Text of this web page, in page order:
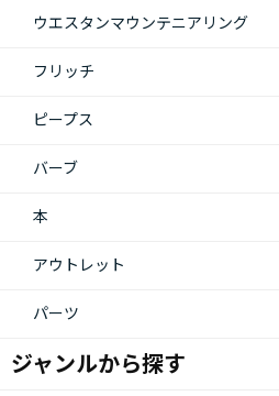
ウエスタンマウンテニアリング
フリッチ
ピープス
バーブ
本
アウトレット
パーツ
ジャンルから探す